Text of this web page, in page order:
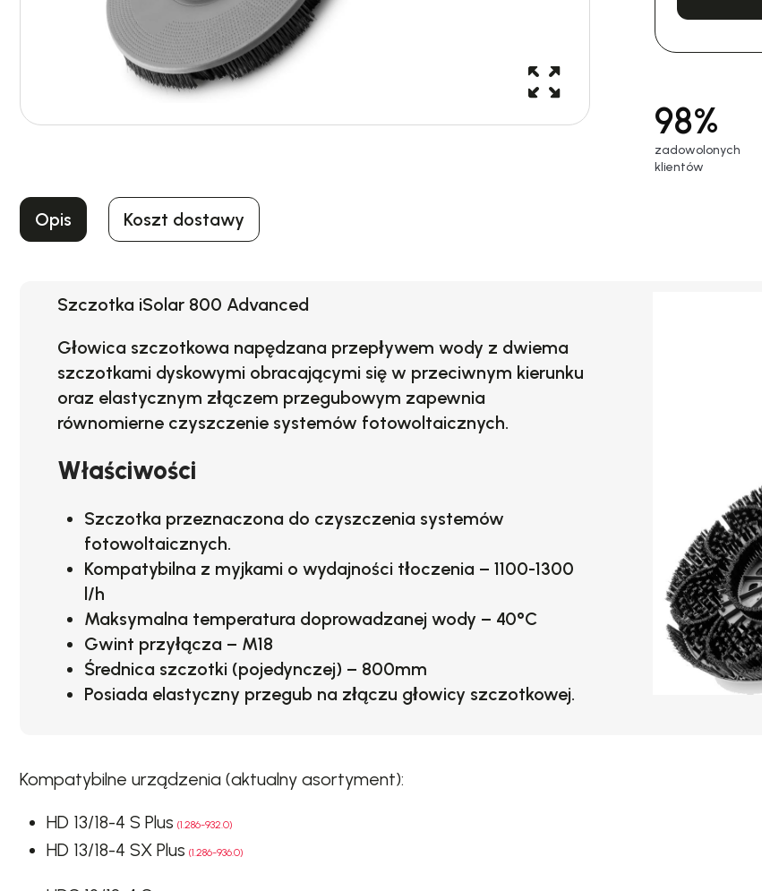
98%
zadowolonych
klientów
Opis Koszt dostawy
Szczotka iSolar 800 Advanced
Głowica szczotkowa napędzana przepływem wody z dwiema
szczotkami dyskowymi obracającymi się w przeciwnym kierunku
oraz elastycznym złączem przegubowym zapewnia
równomierne czyszczenie systemów fotowoltaicznych.
Właściwości
Szczotka przeznaczona do czyszczenia systemów
fotowoltaicznych.
Kompatybilna z myjkami o wydajności tłoczenia – 1100-1300
l/h
Maksymalna temperatura doprowadzanej wody – 40°C
Gwint przyłącza – M18
Średnica szczotki (pojedynczej) – 800mm
Posiada elastyczny przegub na złączu głowicy szczotkowej.
Kompatybilne urządzenia (aktualny asortyment):
HD 13/18-4 S Plus (1.286-932.0)
HD 13/18-4 SX Plus (1.286-936.0)